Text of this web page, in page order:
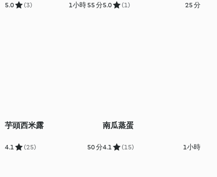
5.0 (3) 1小時 55 分5.0 (1) 25 分
芋頭西米露
4.1 (25) 50 分
南瓜蒸蛋
4.1 (15) 1小時